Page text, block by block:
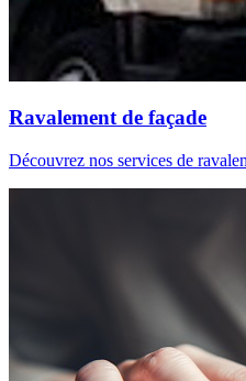
Ravalement de façade
Découvrez nos services de